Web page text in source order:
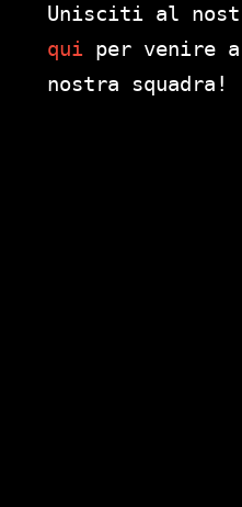
Unisciti al
qui per venire
nostra squadra!